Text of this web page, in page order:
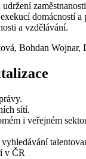
domácností
a vzdělávání.
Bohdan
sítí.
i veřejném
v ČR